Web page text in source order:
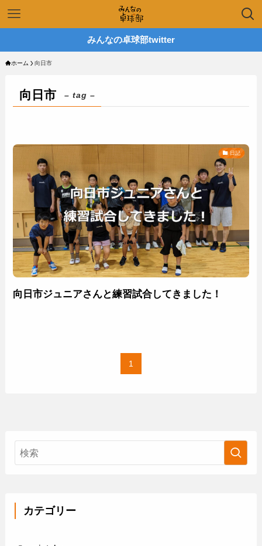
みんなの卓球部twitter
ホーム 向日市
向日市 – tag –
日記
向日市ジュニアさんと練習試合してきました！
1
カテゴリー